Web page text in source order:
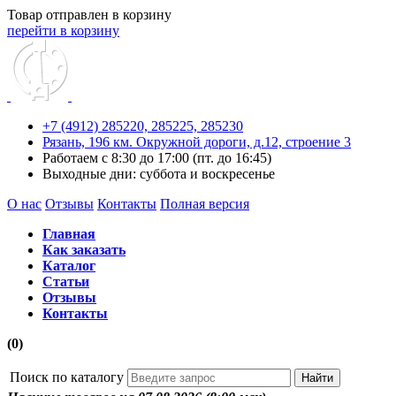
Товар отправлен в корзину
перейти в корзину
+7 (4912) 285220, 285225, 285230
Рязань, 196 км. Окружной дороги, д.12, строение 3
Работаем с 8:30 до 17:00 (пт. до 16:45)
Выходные дни: суббота и воскресенье
О нас Отзывы Контакты Полная версия
Главная
Как заказать
Каталог
Статьи
Отзывы
Контакты
(0)
Поиск по каталогу